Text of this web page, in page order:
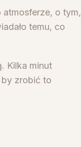
atmosferze, o tym,
temu, co
Kilka minut
zrobić to